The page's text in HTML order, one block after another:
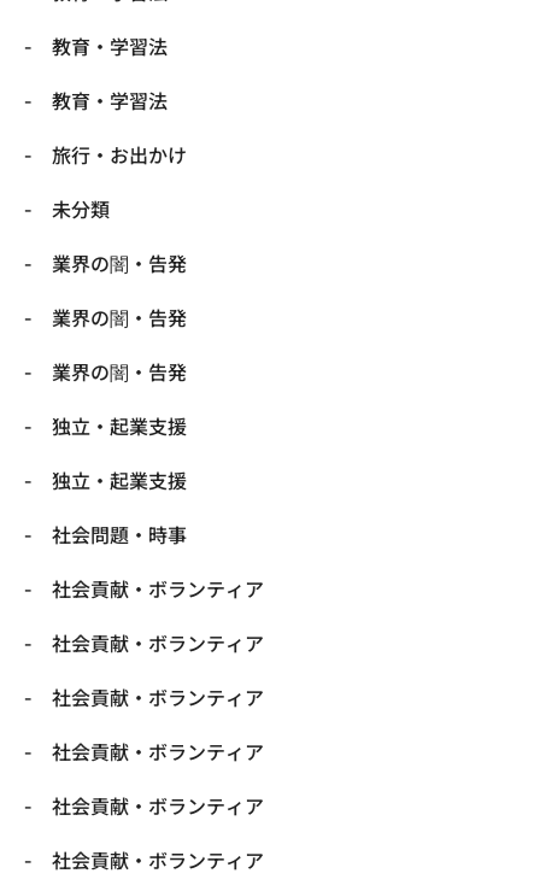
教育・学習法
教育・学習法
旅行・お出かけ
未分類
業界の闇・告発
業界の闇・告発
業界の闇・告発
独立・起業支援
独立・起業支援
社会問題・時事
社会貢献・ボランティア
社会貢献・ボランティア
社会貢献・ボランティア
社会貢献・ボランティア
社会貢献・ボランティア
社会貢献・ボランティア